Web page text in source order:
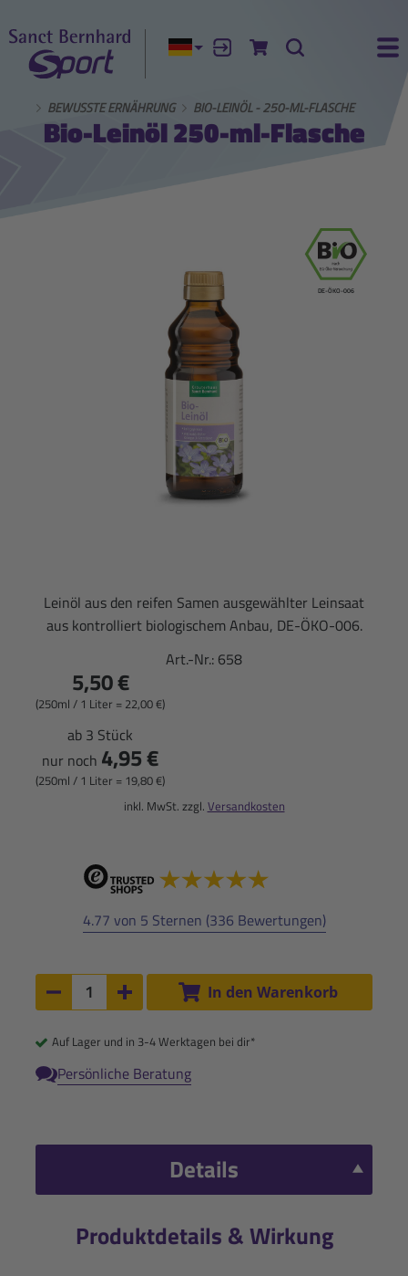
Aktuelle Sprache:
AnmeldenZum Warenkorb
Suche
BEWUSSTE ERNÄHRUNG BIO-LEINÖL - 250-ML-FLASCHE
Bio-Leinöl 250-ml-Flasche
DE-ÖKO-006
Leinöl aus den reifen Samen ausgewählter Leinsaat
aus kontrolliert biologischem Anbau, DE-ÖKO-006.
Art.-Nr.: 658
5,50 €
(250ml / 1 Liter = 22,00 €)
ab 3 Stück
nur noch 4,95 €
(250ml / 1 Liter = 19,80 €)
inkl. MwSt. zzgl. Versandkosten
4.77 von 5 Sternen (336 Bewertungen)
Anzahl:
Anzahl um 1 verringern
Anzahl um 1 erhöhen
In den Warenkorb
Auf Lager und in 3-4 Werktagen bei dir*
Persönliche Beratung
Details
Produktdetails & Wirkung